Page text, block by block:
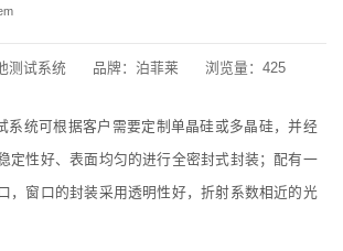
测试系统 品牌： 泊菲莱 浏览量： 425
系统可根据客户需要定制单晶硅或多晶硅，并经
定性好、表面均匀的进行全密封式封装；配有一
，窗口的封装采用透明性好，折射系数相近的光